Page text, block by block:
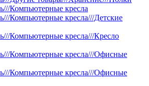
Компьютерные кресла
Компьютерные кресла///Детские
Компьютерные кресла///Кресло
Компьютерные кресла///Офисные
Компьютерные кресла///Офисные